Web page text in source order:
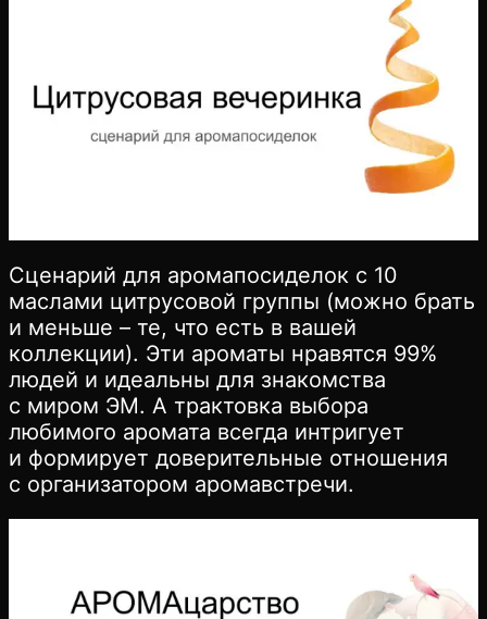
Сценарий для аромапосиделок с 10
маслами цитрусовой группы (можно брать
и меньше – те, что есть в вашей
коллекции). Эти ароматы нравятся 99%
людей и идеальны для знакомства
с миром ЭМ. А трактовка выбора
любимого аромата всегда интригует
и формирует доверительные отношения
с организатором аромавстречи.